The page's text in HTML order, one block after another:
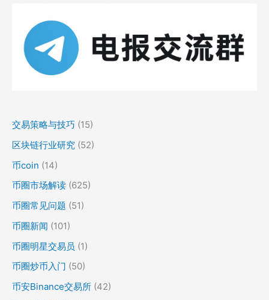
交易策略与技巧 (15)
区块链行业研究 (52)
币coin (14)
币圈市场解读 (625)
币圈常见问题 (51)
币圈新闻 (101)
币圈明星交易员 (1)
币圈炒币入门 (50)
币安Binance交易所 (42)